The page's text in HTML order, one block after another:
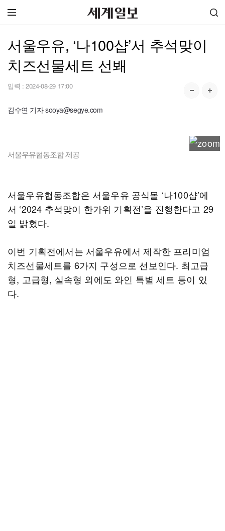
서울우유, ‘나100샵’서 추석맞이
치즈선물세트 선봬
입력 : 2024-08-29 17:00
김수연 기자 sooya@segye.com
서울우유협동조합 제공
서울우유협동조합은 서울우유 공식몰 ‘나100샵’에
서 ‘2024 추석맞이 한가위 기획전’을 진행한다고 29
일 밝혔다.
이번 기획전에서는 서울우유에서 제작한 프리미엄
치즈선물세트를 6가지 구성으로 선보인다. 최고급
형, 고급형, 실속형 외에도 와인 특별 세트 등이 있
다.